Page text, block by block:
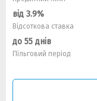
від 3.9%
Відсоткова ставка
до 55 днів
Пільговий період